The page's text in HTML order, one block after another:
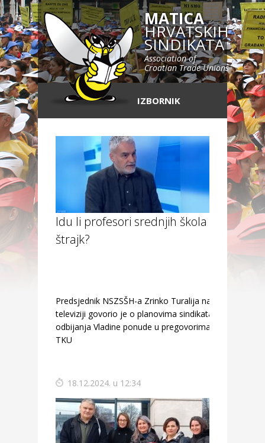
MATICA
HRVATSKIH
SINDIKATA
Association of
Croatian Trade Unions
IZBORNIK
Idu li profesori srednjih škola u
štrajk?
Predsjednik NSZSŠH-a Zrinko Turalija na N1
televiziji govorio je o planovima sindikata nakon
odbijanja Vladine ponude u pregovorima za
TKU
18.12.2024. u 12:34